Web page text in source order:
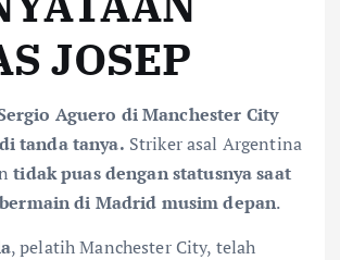
JOSEP
Aguero di Manchester City
tanda tanya. Striker asal Argentina
tidak puas dengan statusnya saat
di Madrid musim depan.
, pelatih Manchester City, telah